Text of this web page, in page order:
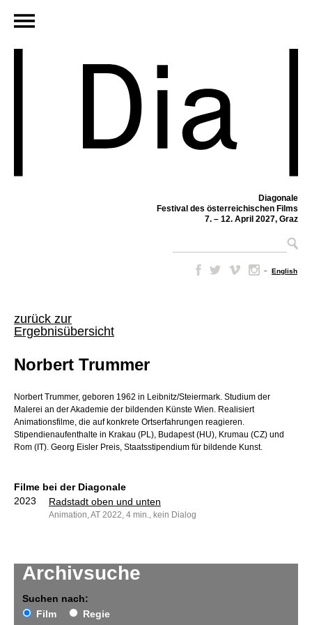
Diagonale
Festival des österreichischen Films
7. – 12. April 2027, Graz
– English
zurück zur
Ergebnisübersicht
Archivsuche
Suchen nach:
Film
Regie
Norbert Trummer
Norbert Trummer, geboren 1962 in Leibnitz/Steiermark. Studium der
Malerei an der Akademie der bildenden Künste Wien. Realisiert
Animationsfilme, die auf konkrete Ortserfahrungen reagieren.
Stipendienaufenthalte in Krakau (PL), Budapest (HU), Krumau (CZ) und
Rom (IT). Georg Eisler Preis, Staatsstipendium für bildende Kunst.
Filme bei der Diagonale
2023
Radstadt oben und unten
Animation, AT 2022, 4 min., kein Dialog